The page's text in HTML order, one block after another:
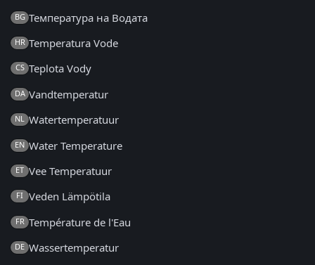
BG Температура на Водата
HR Temperatura Vode
CS Teplota Vody
DA Vandtemperatur
NL Watertemperatuur
EN Water Temperature
ET Vee Temperatuur
FI Veden Lämpötila
FR Température de l'Eau
DE Wassertemperatur